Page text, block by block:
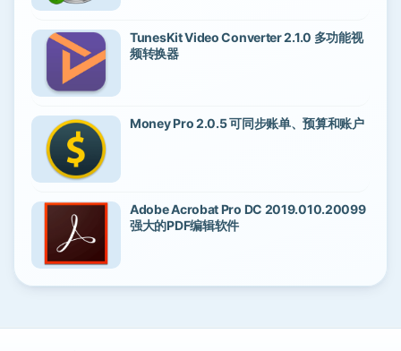
TunesKit Video Converter 2.1.0 多功能视
频转换器
Money Pro 2.0.5 可同步账单、预算和账户
Adobe Acrobat Pro DC 2019.010.20099
强大的PDF编辑软件